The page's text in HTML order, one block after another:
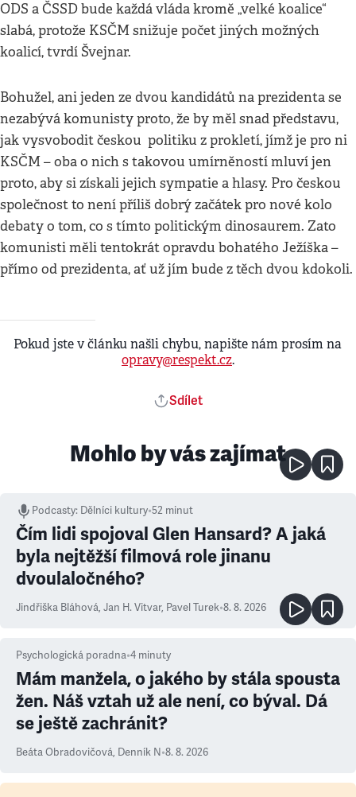
ODS a ČSSD bude každá vláda kromě „velké koalice“
slabá, protože KSČM snižuje počet jiných možných
koalicí, tvrdí Švejnar.
Bohužel, ani jeden ze dvou kandidátů na prezidenta se
nezabývá komunisty proto, že by měl snad představu,
jak vysvobodit českou politiku z prokletí, jímž je pro ni
KSČM – oba o nich s takovou umírněností mluví jen
proto, aby si získali jejich sympatie a hlasy. Pro českou
společnost to není příliš dobrý začátek pro nové kolo
debaty o tom, co s tímto politickým dinosaurem. Zato
komunisti měli tentokrát opravdu bohatého Ježíška –
přímo od prezidenta, ať už jím bude z těch dvou kdokoli.
Pokud jste v článku našli chybu, napište nám prosím na
opravy@respekt.cz.
Sdílet
Mohlo by vás zajímat
Podcasty: Dělníci kultury•52 minut
Čím lidi spojoval Glen Hansard? A jaká
byla nejtěžší filmová role jinanu
dvoulaločného?
Jindřiška Bláhová, Jan H. Vitvar, Pavel Turek•8. 8. 2026
Psychologická poradna•4 minuty
Mám manžela, o jakého by stála spousta
žen. Náš vztah už ale není, co býval. Dá
se ještě zachránit?
Beáta Obradovičová, Denník N•8. 8. 2026